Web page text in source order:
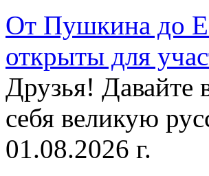
От Пушкина до
открыты для
Друзья! Давайте
себя великую
01.08.2026 г.